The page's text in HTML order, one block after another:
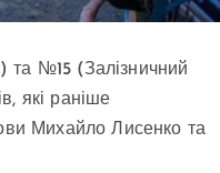
та №15 (Залізничний
які раніше
Михайло Лисенко та